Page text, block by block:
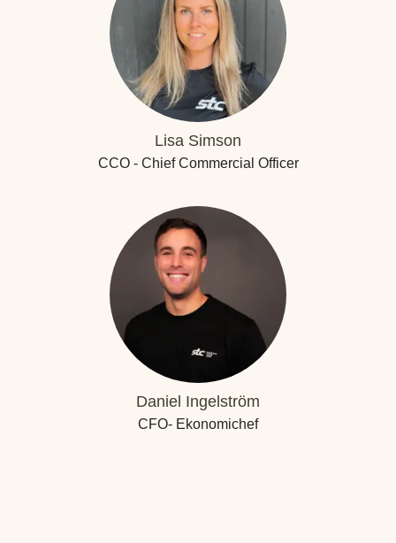
Lisa Simson
CCO - Chief Commercial Officer
Daniel Ingelström
CFO- Ekonomichef